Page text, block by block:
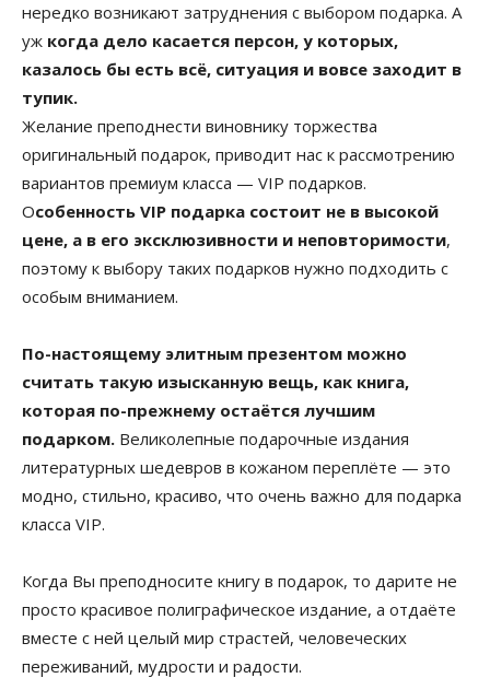
нередко возникают затруднения с выбором подарка. А
уж когда дело касается персон, у которых,
казалось бы есть всё, ситуация и вовсе заходит в
тупик.
Желание преподнести виновнику торжества
оригинальный подарок, приводит нас к рассмотрению
вариантов премиум класса — VIP подарков.
Особенность VIP подарка состоит не в высокой
цене, а в его эксклюзивности и неповторимости,
поэтому к выбору таких подарков нужно подходить с
особым вниманием.
По-настоящему элитным презентом можно
считать такую изысканную вещь, как книга,
которая по-прежнему остаётся лучшим
подарком. Великолепные подарочные издания
литературных шедевров в кожаном переплёте — это
модно, стильно, красиво, что очень важно для подарка
класса VIP.
Когда Вы преподносите книгу в подарок, то дарите не
просто красивое полиграфическое издание, а отдаёте
вместе с ней целый мир страстей, человеческих
переживаний, мудрости и радости.